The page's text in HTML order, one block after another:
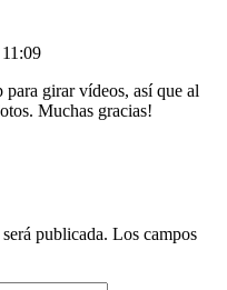
girar vídeos, así que al
Muchas gracias!
publicada. Los campos